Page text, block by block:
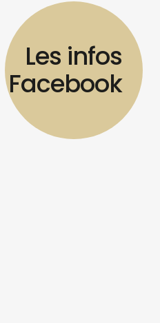
Les infos
Facebook